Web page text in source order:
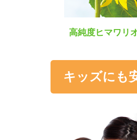
高純度ヒマワリ
キッズにも